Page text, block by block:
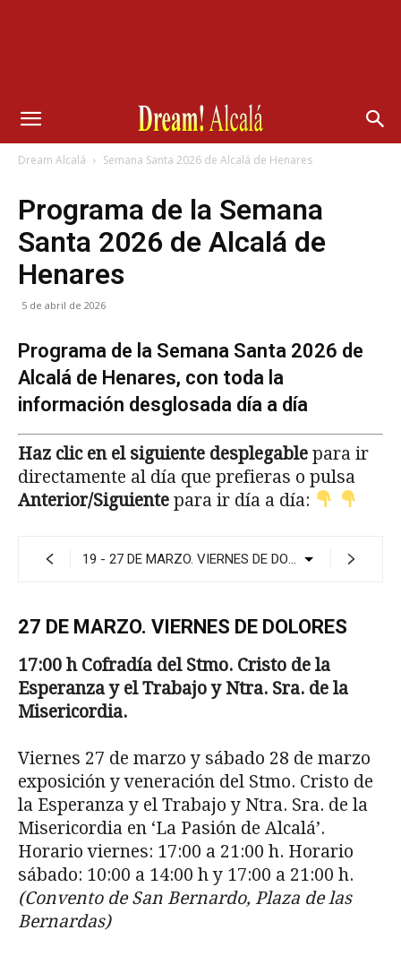
Dream Alcalá Semana Santa 2026 de Alcalá de Henares
Programa de la Semana
Santa 2026 de Alcalá de
Henares
5 de abril de 2026
Programa de la Semana Santa 2026 de
Alcalá de Henares, con toda la
información desglosada día a día
Haz clic en el siguiente desplegable para ir
directamente al día que prefieras o pulsa
Anterior/Siguiente para ir día a día:
27 DE MARZO. VIERNES DE DOLORES
17:00 h Cofradía del Stmo. Cristo de la
Esperan­za y el Trabajo y Ntra. Sra. de la
Misericordia.
Viernes 27 de marzo y sábado 28 de marzo
ex­posición y veneración del Stmo. Cristo de
la Es­peranza y el Trabajo y Ntra. Sra. de la
Misericor­dia en ‘La Pasión de Alcalá’.
Horario viernes: 17:00 a 21:00 h. Horario
sábado: 10:00 a 14:00 h y 17:00 a 21:00 h.
(Convento de San Bernardo, Plaza de las
Bernardas)